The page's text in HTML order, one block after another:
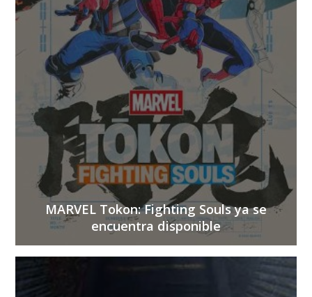
MARVEL Tokon: Fighting Souls ya se
encuentra disponible